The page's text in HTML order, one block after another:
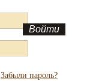
Забыли пароль?